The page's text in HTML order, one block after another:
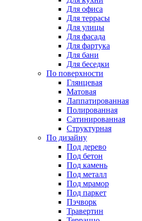
Для офиса
Для террасы
Для улицы
Для фасада
Для фартука
Для бани
Для беседки
По поверхности
Глянцевая
Матовая
Лаппатированная
Полированная
Сатинированная
Структурная
По дизайну
Под дерево
Под бетон
Под камень
Под металл
Под мрамор
Под паркет
Пэчворк
Травертин